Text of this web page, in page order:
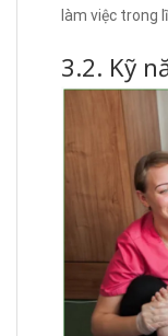
làm việc trong
3.2. Kỹ